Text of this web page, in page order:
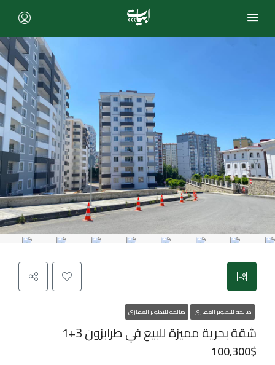
صالحة للتطوير العقاري صالحة للتطوير العقاري
شقة بحرية مميزة للبيع في طرابزون 3+1
100,300$